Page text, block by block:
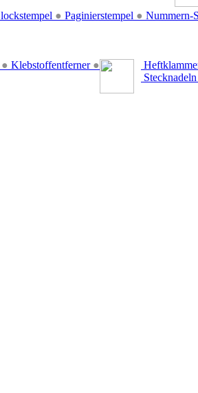
● Paginierstempel ● Nummern-
● Klebstoffentferner ●